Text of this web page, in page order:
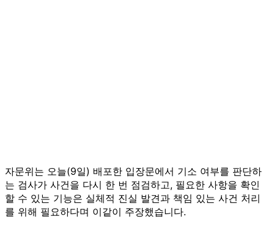
자문위는 오늘(9일) 배포한 입장문에서 기소 여부를 판단하
는 검사가 사건을 다시 한 번 점검하고, 필요한 사항을 확인
할 수 있는 기능은 실체적 진실 발견과 책임 있는 사건 처리
를 위해 필요하다며 이같이 주장했습니다.